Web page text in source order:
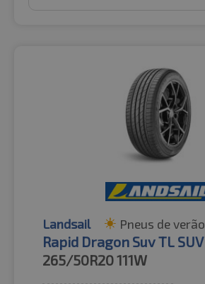
Landsail Pneus de verão
Rapid Dragon Suv TL SUV
265/50R20111W